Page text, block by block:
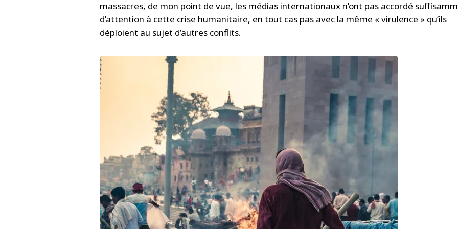
massacres, de mon point de vue, les médias internationaux n’ont pas accordé
d’attention à cette crise humanitaire, en tout cas pas avec la même « virulence » qu’ils
déploient au sujet d’autres conflits.